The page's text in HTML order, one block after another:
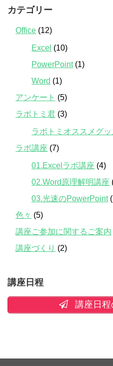
カテゴリー
Office (12)
Excel (10)
PowerPoint(1)
Word (1)
アンケート (5)
ラボトミ君 (3)
ラボトミオススメグ
ラボ講座 (7)
01.Excelラボ講座 (4)
02.Word原理解明講座
03.光速のPowerPoint
色々 (5)
講座ご参加に関するご案内
講座づくり (2)
講座日程
講座日